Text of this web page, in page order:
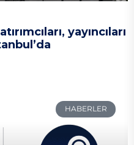
yayıncıları
HABERLER